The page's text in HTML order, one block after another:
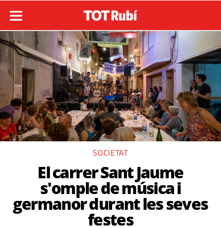
SOCIETAT
El carrer Sant Jaume
s'omple de música i
germanor durant les seves
festes